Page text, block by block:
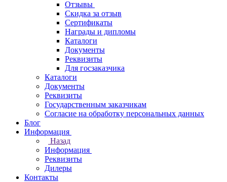
Отзывы
Скидка за отзыв
Сертификаты
Награды и дипломы
Каталоги
Документы
Реквизиты
Для госзаказчика
Каталоги
Документы
Реквизиты
Государственным заказчикам
Согласие на обработку персональных данных
Блог
Информация
Назад
Информация
Реквизиты
Дилеры
Контакты